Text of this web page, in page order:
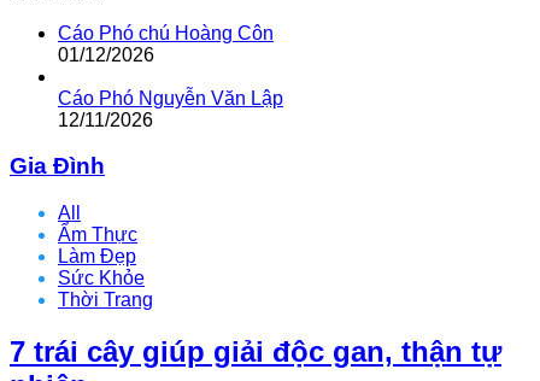
Cáo Phó chú Hoàng Côn
01/12/2026
Cáo Phó Nguyễn Văn Lập
12/11/2026
Gia Đình
All
Ẩm Thực
Làm Đẹp
Sức Khỏe
Thời Trang
7 trái cây giúp giải độc gan, thận tự